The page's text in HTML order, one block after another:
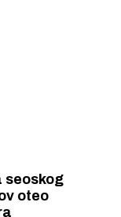
seoskog